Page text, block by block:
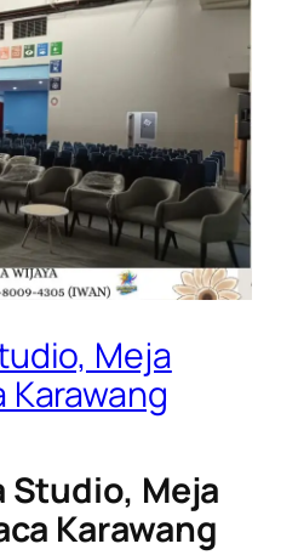
Meja
Karawang
Studio, Meja
Karawang